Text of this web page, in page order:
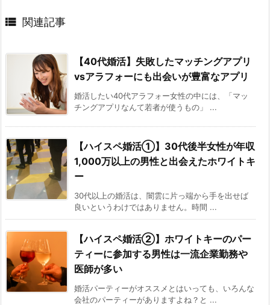
 関連記事
【40代婚活】失敗したマッチングアプリ
vsアラフォーにも出会いが豊富なアプリ
婚活したい40代アラフォー女性の中には、「マッ
チングアプリなんて若者が使うもの」 ...
【ハイスペ婚活①】30代後半女性が年収
1,000万以上の男性と出会えたホワイトキ
ー
30代以上の婚活は、闇雲に片っ端から手を出せば
良いというわけではありません。時間 ...
【ハイスペ婚活②】ホワイトキーのパー
ティーに参加する男性は一流企業勤務や
医師が多い
婚活パーティーがオススメとはいっても、いろんな
会社のパーティーがありますよね？と ...